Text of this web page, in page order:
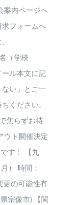
内ページへ
フォームへ
（学校
ル本文に記
い」とご一
ください。
焦らずお待
ウト開催決定
す！ 【九
） 時間：
更の可能性有
宗像市) 【関